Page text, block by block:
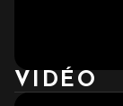
VIDÉO